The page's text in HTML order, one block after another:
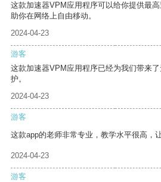
这款加速器VPM应用程序可以给你提供最
助你在网络上自由移动。
2024-04-23
游客
这款加速器VPM应用程序已经为我们带来
护。
2024-04-23
游客
这款app的老师非常专业，教学水平很高，
2024-04-23
游客